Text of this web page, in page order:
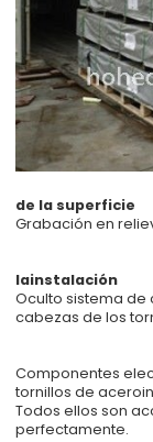
de la superficie
Grabación en
lainstalación
Oculto sistema de
cabezas de los
Componentes
tornillos de
Todos ellos son
perfectamente.